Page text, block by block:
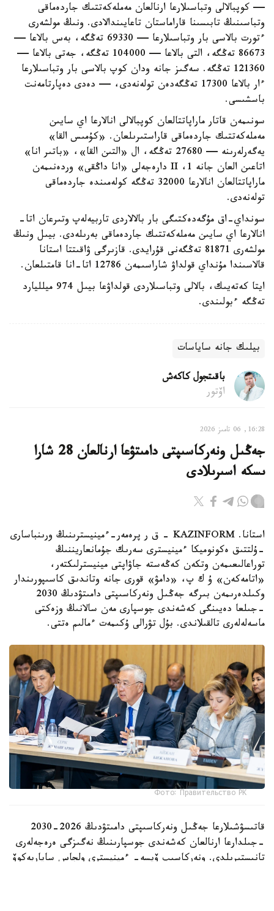
— كوپبالالى وتباسىلارعا ارنالعان مەملەكەتتىك جاردەماقى
وتباسىنىڭ تابىسىنا قاراماستان تاعايىندالادى. ونىڭ مولشەرى
ءتورت بالاسى بار وتباسىلارعا — 69330 تەڭگە، بەس بالاعا —
86673 تەڭگە، التى بالاعا — 104000 تەڭگە، جەتى بالاعا —
121360 تەڭگە. سەگىز جانە ودان كوپ بالاسى بار وتباسىلارعا
ءار بالاعا 17300 تەڭگەدەن تولەنەدى، — دەدى دەپارتامەنت
باسشىسى.
سونىمەن قاتار ماراپاتتالعان كوپبالالى انالارعا اي سايىن
مەملەكەتتىك جاردەماقى قاراستىرىلعان. «كۇمىس القا»
يەگەرلەرىنە — 27680 تەڭگە، ال «التىن القا»، «باتىر انا»
اتاعىن العان جانە 1، II دارەجەلى «انا داڭقى» وردەنىمەن
ماراپاتتالعان انالارعا 32000 تەڭگە كولەمىندە جاردەماقى
تولەنەدى.
سونداي-اق مۇگەدەكتىگى بار بالالاردى تاربيەلەپ وتىرعان اتا-
انالارعا اي سايىن مەملەكەتتىك جاردەماقى بەرىلەدى. بيىل ونىڭ
مولشەرى 81871 تەڭگەنى قۇرايدى. قازىرگى ۋاقىتتا استانا
قالاسىندا مۇنداي قولداۋ شاراسىمەن 12786 اتا-انا قامتىلعان.
ايتا كەتەيىك، بالالى وتباسىلاردى قولداۋعا بيىل 974 ميلليارد
تەڭگە ءبولىندى.
بيلىك جانە ساياسات
باقىتجول كاكەش
اۆتور
16:28, 06 تامىز 2026
جەڭىل ونەركاسىپتى دامىتۋعا ارنالعان 28 شارا
ىسكە اسىرىلادى
استانا. KAZINFORM - ق ر پرەمەر-ءمينيسترىنىڭ ورىنباسارى
-ۇلتتىق ەكونوميكا ءمينيسترى سەرىك جۇمانعاريننىڭ
توراعالىعىمەن وتكەن كەڭەستە جاۋاپتى مينيسترلىكتەر،
«اتامەكەن» ۇ ك پ، «دامۋ» قورى جانە وتاندىق كاسىپورىندار
وكىلدەرىمەن بىرگە جەڭىل ونەركاسىپتى دامىتۋدىڭ 2030
-جىلعا دەيىنگى كەشەندى جوسپارى مەن سالانىڭ وزەكتى
ماسەلەلەرى تالقىلاندى. بۇل تۋرالى ۇكىمەت ءمالىم ەتتى.
Фото: Правительство РК
قاتىسۋشىلارعا جەڭىل ونەركاسىپتى دامىتۋدىڭ 2026-2030
-جىلدارعا ارنالعان كەشەندى جوسپارىنىڭ نەگىزگى ەرەجەلەرى
تانىستىرىلدى. ونەركاسىپ ۆيسە- ءمينيسترى ولجاس ساپاربەكوۆ